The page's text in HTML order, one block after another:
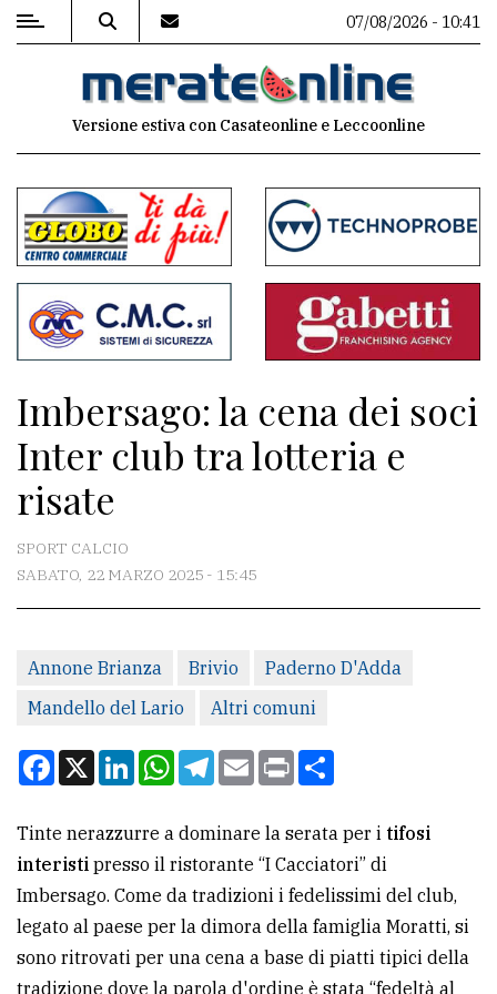
MENU
commenti
Contenuti
del
sito
Associazioni
Meteo
CONTATTI
Scrivici
Per
tua
Cerca
per
07/08/2026 - 10:41
Versione estiva con Casateonline e Leccoonline
Imbersago: la cena dei soci
Inter club tra lotteria e
risate
SPORT CALCIO
SABATO, 22 MARZO 2025 - 15:45
Annone Brianza Brivio
Paderno D'Adda
Mandello del Lario
Altri comuni
Facebook
X LinkedInWhatsApp
Telegram
EmailPrint
Tinte nerazzurre a dominare la serata per i tifosi
interisti presso il ristorante “I Cacciatori” di
Imbersago. Come da tradizioni i fedelissimi del club,
legato al paese per la dimora della famiglia Moratti, si
sono ritrovati per una cena a base di piatti tipici della
tradizione dove la parola d'ordine è stata “fedeltà al